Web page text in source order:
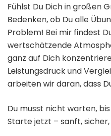
Fühlst Du Dich in großen
Bedenken, ob Du alle
Problem! Bei mir findest
wertschätzende
ganz auf Dich
Leistungsdruck und
arbeiten wir daran, dass
Du musst nicht warten,
Starte jetzt – sanft,